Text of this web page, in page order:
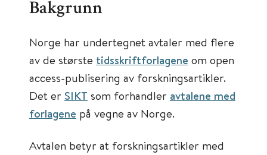
Bakgrunn
Norge har undertegnet avtaler med flere
av de største tidsskriftforlagene om open
access-publisering av forskningsartikler.
Det er SIKT som forhandler avtalene med
forlagene på vegne av Norge.
Avtalen betyr at forskningsartikler med